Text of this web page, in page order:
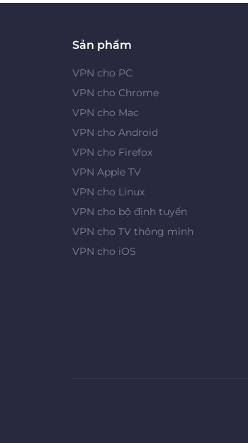
Sản phẩm
VPN cho PC
VPN cho Chrome
VPN cho Mac
VPN cho Android
VPN cho Firefox
VPN Apple TV
VPN cho Linux
VPN cho bộ định tuyến
VPN cho TV thông minh
VPN cho iOS